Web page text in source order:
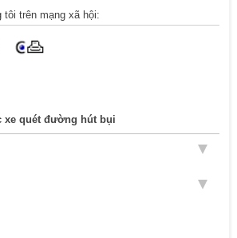
tôi trên mạng xã hội:
xe quét đường hút bụi